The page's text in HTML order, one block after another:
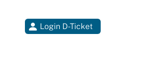
Login D-Ticket